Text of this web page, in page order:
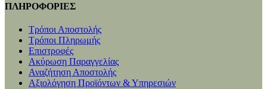
ΠΛΗΡΟΦΟΡΙΕΣ
Τρόποι Αποστολής
Τρόποι Πληρωμής
Επιστροφές
Ακύρωση Παραγγελίας
Αναζήτηση Αποστολής
Αξιολόγηση Προϊόντων & Υπηρεσιών